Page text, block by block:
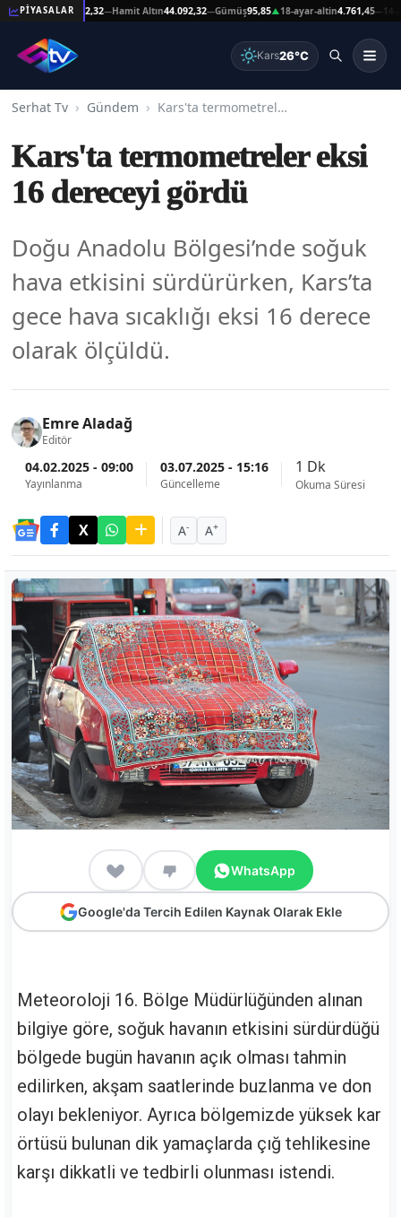
PİYASALAR
Altın44.092,32 —Hamit Altın44.092,32—Gümüş95,85▲18-ayar-altin4.761,45—14-
Kars26°C
Serhat Tv Gündem Kars'ta termometreler eksi 16 dereceyi gördü
Kars'ta termometreler eksi
16 dereceyi gördü
Doğu Anadolu Bölgesi’nde soğuk
hava etkisini sürdürürken, Kars’ta
gece hava sıcaklığı eksi 16 derece
olarak ölçüldü.
Emre Aladağ
Editör
04.02.2025 - 09:00
Yayınlanma
03.07.2025 - 15:16
Güncelleme
1 Dk
Okuma Süresi
A- A+
WhatsApp
Google'da Tercih Edilen Kaynak Olarak Ekle
Meteoroloji 16. Bölge Müdürlüğünden alınan
bilgiye göre, soğuk havanın etkisini sürdürdüğü
bölgede bugün havanın açık olması tahmin
edilirken, akşam saatlerinde buzlanma ve don
olayı bekleniyor. Ayrıca bölgemizde yüksek kar
örtüsü bulunan dik yamaçlarda çığ tehlikesine
karşı dikkatli ve tedbirli olunması istendi.